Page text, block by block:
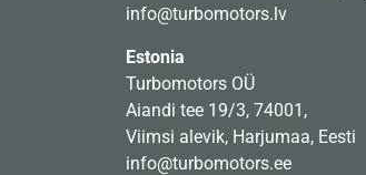
info@turbomotors.lv
Estonia
Turbomotors OÜ
Aiandi tee 19/3, 74001,
Viimsi alevik, Harjumaa, Eesti
info@turbomotors.ee